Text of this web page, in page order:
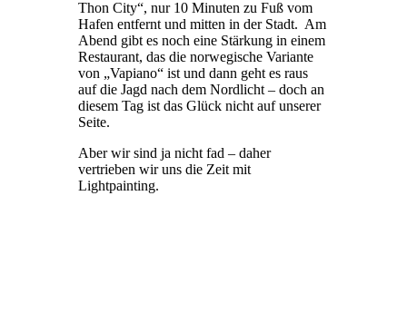
Thon City“, nur 10 Minuten zu Fuß vom
Hafen entfernt und mitten in der Stadt. Am
Abend gibt es noch eine Stärkung in einem
Restaurant, das die norwegische Variante
von „Vapiano“ ist und dann geht es raus
auf die Jagd nach dem Nordlicht – doch an
diesem Tag ist das Glück nicht auf unserer
Seite.
Aber wir sind ja nicht fad – daher
vertrieben wir uns die Zeit mit
Lightpainting.